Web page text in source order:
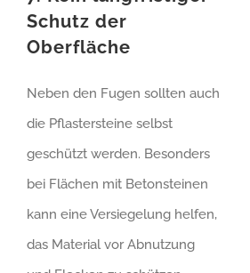
Schutz der
Oberfläche
Neben den Fugen sollten auch
die Pflastersteine selbst
geschützt werden. Besonders
bei Flächen mit Betonsteinen
kann eine Versiegelung helfen,
das Material vor Abnutzung